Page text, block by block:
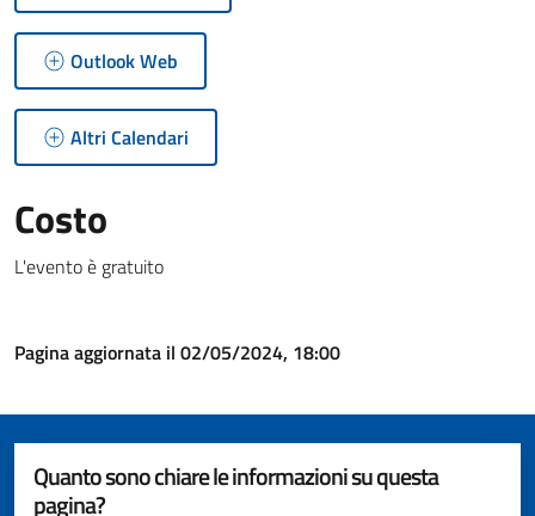
Outlook Web
Altri Calendari
Costo
L'evento è gratuito
Pagina aggiornata il 02/05/2024, 18:00
Quanto sono chiare le informazioni su questa
pagina?